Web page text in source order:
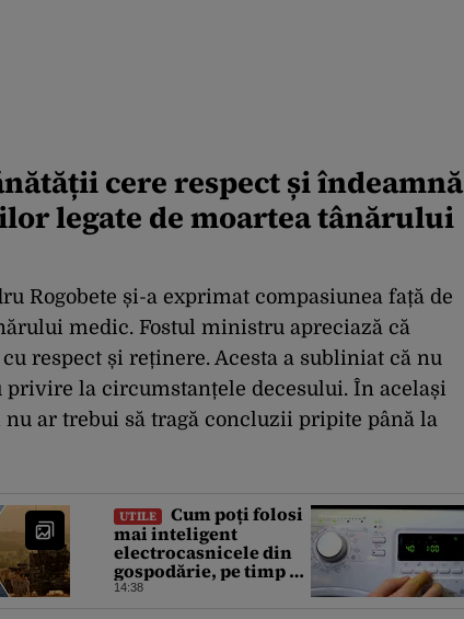
cere respect și îndeamnă
legate de moartea tânărului
Rogobete și-a exprimat compasiunea față de
medic. Fostul ministru apreciază că
respect și reținere. Acesta a subliniat că nu
privire la circumstanțele decesului. În același
ar trebui să tragă concluzii pripite până la
UTILE
Cum poți folosi
mai inteligent
electrocasnicele din
gospodărie, pe timp de
vară. Ponturi pentru a
14:38